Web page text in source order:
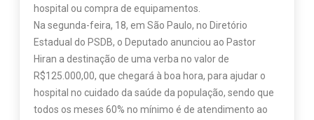
hospital ou compra de equipamentos.
Na segunda-feira, 18, em São Paulo, no Diretório
Estadual do PSDB, o Deputado anunciou ao Pastor
Hiran a destinação de uma verba no valor de
R$125.000,00, que chegará à boa hora, para ajudar o
hospital no cuidado da saúde da população, sendo que
todos os meses 60% no mínimo é de atendimento ao